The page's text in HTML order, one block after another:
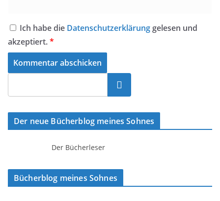
Ich habe die Datenschutzerklärung gelesen und
akzeptiert.*
Suchen
Der neue Bücherblog meines Sohnes
Der Bücherleser
Bücherblog meines Sohnes